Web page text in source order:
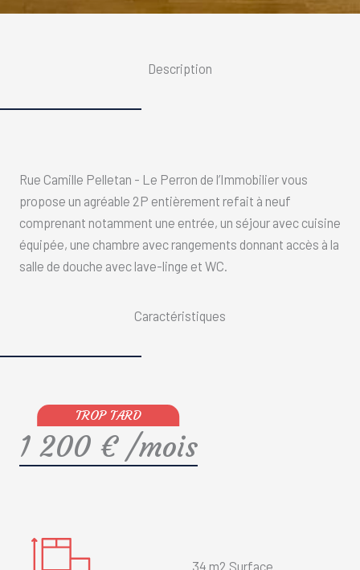
Description
Rue Camille Pelletan - Le Perron de l’Immobilier vous
propose un agréable 2P entièrement refait à neuf
comprenant notamment une entrée, un séjour avec cuisine
équipée, une chambre avec rangements donnant accès à la
salle de douche avec lave-linge et WC.
Caractéristiques
1 200 € /mois
34 m2 Surface